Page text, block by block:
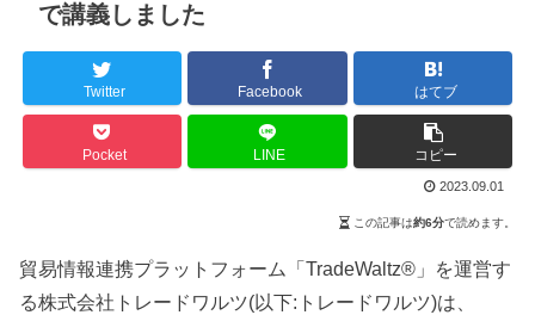
で講義しました
Twitter Facebook はてブ
Pocket LINE コピー
2023.09.01
この記事は約6分で読めます。
貿易情報連携プラットフォーム「TradeWaltz®︎」を運営す
る株式会社トレードワルツ(以下:トレードワルツ)は、